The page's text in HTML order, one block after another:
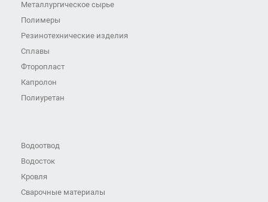
Металлургическое сырье
Полимеры
Резинотехнические изделия
Сплавы
Фторопласт
Капролон
Полиуретан
Водоотвод
Водосток
Кровля
Сварочные материалы